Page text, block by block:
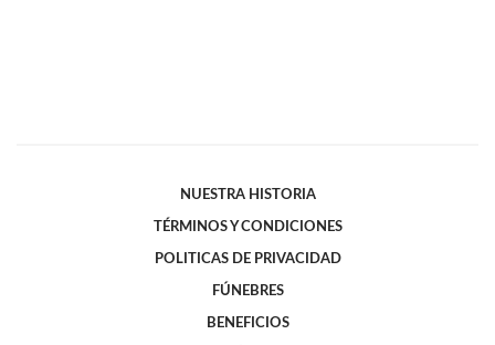
NUESTRA HISTORIA
TÉRMINOS Y CONDICIONES
POLITICAS DE PRIVACIDAD
FÚNEBRES
BENEFICIOS